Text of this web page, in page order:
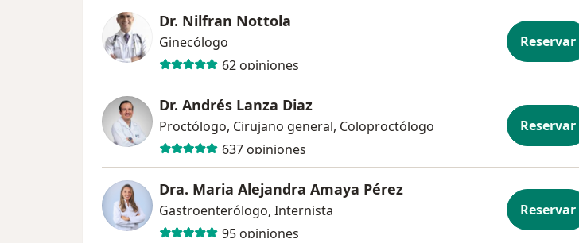
Dr. Nilfran Nottola
Ginecólogo
62 opiniones
Reservar
Dr. Andrés Lanza Diaz
Proctólogo, Cirujano general, Coloproctólogo
637 opiniones
Reservar
Dra. Maria Alejandra Amaya Pérez
Gastroenterólogo, Internista
95 opiniones
Reservar